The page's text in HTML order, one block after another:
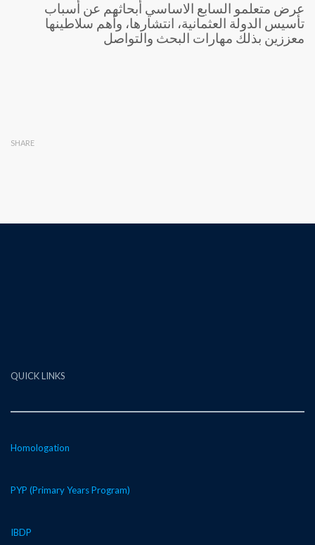
عرض متعلمو السابع الاساسي أبحاثهم عن أسباب
تأسيس الدولة العثمانية، انتشارها، وأهم سلاطينها
معززين بذلك مهارات البحث والتواصل
SHARE
QUICK LINKS
Homologation
PYP (Primary Years Program)
IBDP